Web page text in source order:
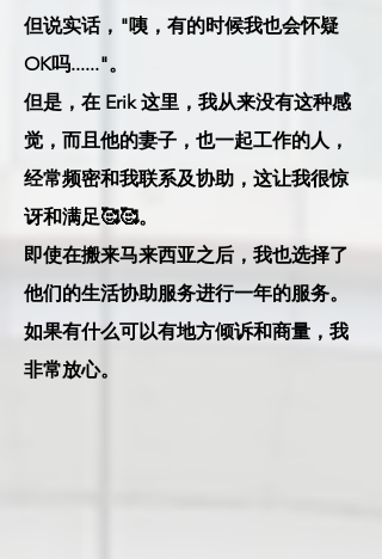
但说实话，"咦，有的时候我也会怀疑
OK吗......"。
但是，在 Erik 这里，我从来没有这种感
觉，而且他的妻子，也一起工作的人，
经常频密和我联系及协助，这让我很惊
讶和满足🥰🥰。
即使在搬来马来西亚之后，我也选择了
他们的生活协助服务进行一年的服务。
如果有什么可以有地方倾诉和商量，我
非常放心。